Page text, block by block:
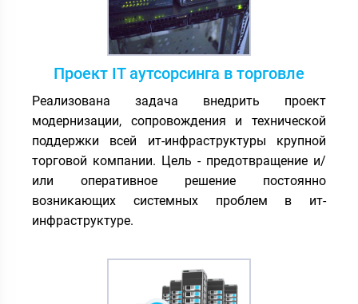
Проект IT аутсорсинга в торговле
Реализована задача внедрить проект
модернизации, сопровождения и технической
поддержки всей ит-инфраструктуры крупной
торговой компании. Цель - предотвращение и/
или оперативное решение постоянно
возникающих системных проблем в ит-
инфраструктуре.